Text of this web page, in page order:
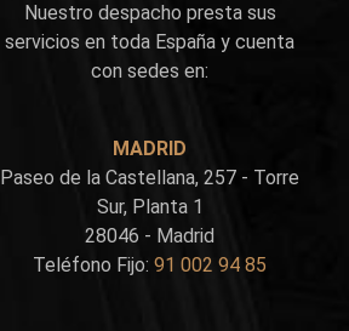
Nuestro despacho presta sus
servicios en toda España y cuenta
con sedes en:
MADRID
Paseo de la Castellana, 257 - Torre
Sur, Planta 1
28046 - Madrid
Teléfono Fijo:91 002 94 85